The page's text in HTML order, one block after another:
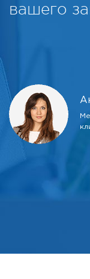
вашего